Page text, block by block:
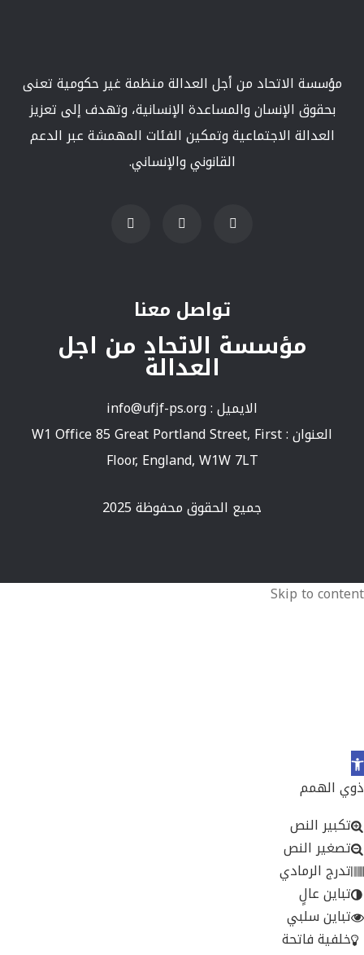
مؤسسة الاتحاد من أجل العدالة منظمة غير حكومية تعنى
بحقوق الإنسان والمساعدة الإنسانية، وتهدف إلى تعزيز
العدالة الاجتماعية وتمكين الفئات المهمشة عبر الدعم
القانوني والإنساني.
تواصل معنا
مؤسسة الاتحاد من اجل
العدالة
الايميل :info@ufjf-ps.org
العنوان : W1 Office 85 Great Portland Street, First
Floor, England, W1W 7LT
جميع الحقوق محفوظة 2025
Skip to content
Open
toolbar
ذوي الهمم
تكبير النص
تصغير النص
تدرج الرمادي
تباين عالٍ
تباين سلبي
خلفية فاتحة